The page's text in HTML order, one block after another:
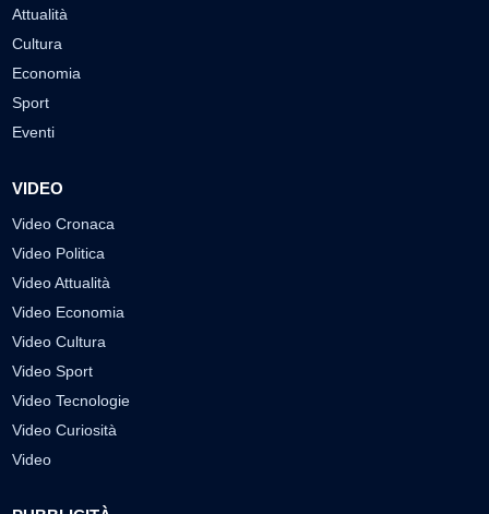
Attualità
Cultura
Economia
Sport
Eventi
VIDEO
Video Cronaca
Video Politica
Video Attualità
Video Economia
Video Cultura
Video Sport
Video Tecnologie
Video Curiosità
Video